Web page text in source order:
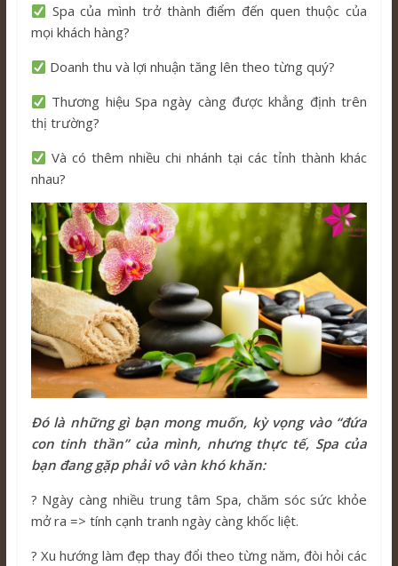
Spa của mình trở thành điểm đến quen thuộc của
mọi khách hàng?
Doanh thu và lợi nhuận tăng lên theo từng quý?
Thương hiệu Spa ngày càng được khẳng định trên
thị trường?
Và có thêm nhiều chi nhánh tại các tỉnh thành khác
nhau?
Đó là những gì bạn mong muốn, kỳ vọng vào “đứa
con tinh thần” của mình, nhưng thực tế, Spa của
bạn đang gặp phải vô vàn khó khăn:
? Ngày càng nhiều trung tâm Spa, chăm sóc sức khỏe
mở ra => tính cạnh tranh ngày càng khốc liệt.
? Xu hướng làm đẹp thay đổi theo từng năm, đòi hỏi các